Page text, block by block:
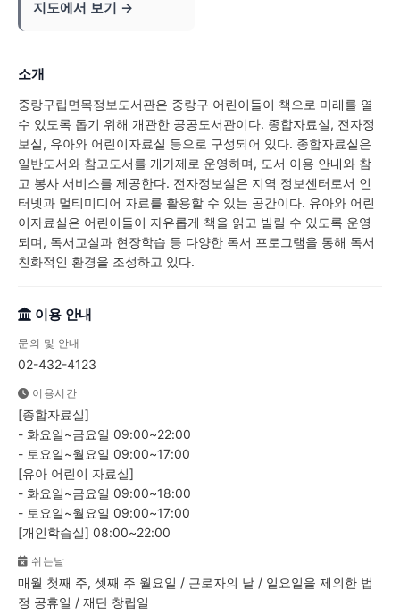
지도에서 보기 →
소개
중랑구립면목정보도서관은 중랑구 어린이들이 책으로 미래를 열
수 있도록 돕기 위해 개관한 공공도서관이다. 종합자료실, 전자정
보실, 유아와 어린이자료실 등으로 구성되어 있다. 종합자료실은
일반도서와 참고도서를 개가제로 운영하며, 도서 이용 안내와 참
고 봉사 서비스를 제공한다. 전자정보실은 지역 정보센터로서 인
터넷과 멀티미디어 자료를 활용할 수 있는 공간이다. 유아와 어린
이자료실은 어린이들이 자유롭게 책을 읽고 빌릴 수 있도록 운영
되며, 독서교실과 현장학습 등 다양한 독서 프로그램을 통해 독서
친화적인 환경을 조성하고 있다.
이용 안내
문의 및 안내
02-432-4123
이용시간
[종합자료실]
- 화요일~금요일 09:00~22:00
- 토요일~월요일 09:00~17:00
[유아 어린이 자료실]
- 화요일~금요일 09:00~18:00
- 토요일~월요일 09:00~17:00
[개인학습실] 08:00~22:00
쉬는날
매월 첫째 주, 셋째 주 월요일 / 근로자의 날 / 일요일을 제외한 법
정 공휴일 / 재단 창립일